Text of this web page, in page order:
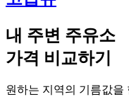
내 주변 주유소
가격 비교하기
원하는 지역의 기름값을